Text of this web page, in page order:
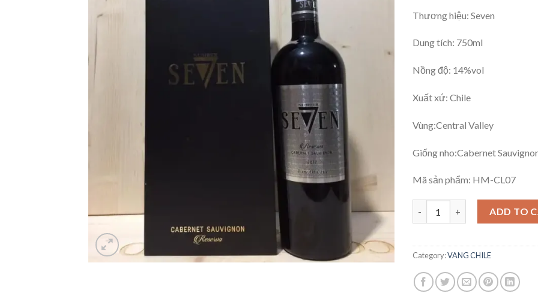
Thương hiệu: Seven
Dung tích: 750ml
Nồng độ: 14%vol
Xuất xứ: Chile
Vùng:Central Valley
Giống nho:Cabernet
Mã sản phẩm: HM-CL07
ADD TO
Category:VANG CHILE